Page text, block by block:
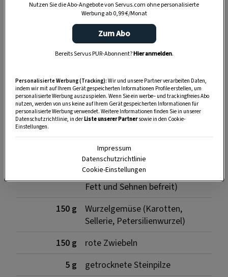
SPEICHERN DRUCKEN
Hirschschlögel (ausgelöst, von
Fett und Sehnen befreit)
150 g
Wurzelgemüse (Karotten,
Sellerie, Petersilienwurzel)
150 g
rote Zwiebeln
5 g
getrocknete Steinpilze
Nutzen Sie die Abo-Angebote von Servus.com ohne personalisierte
Werbung ab 0,99 €/Monat
Zum Abo
Bereits Servus PUR-Abonnent?Hier anmelden.
Personalisierte Werbung (Tracking): Wir und unsere Partner verarbeiten Daten,
indem wir mit auf Ihrem Gerät gespeicherten Informationen Profile erstellen, um
personalisierte Werbung auszuspielen. Wenn Sie ein werbe– und trackingfreies Abo
nutzen, werden von uns keine auf Ihrem Gerät gespeicherten Informationen für
personalisierte Werbung verwendet. Weitere Informationen finden Sie in unserer
Datenschutzrichtlinie, in derListe unserer Partnersowie in den Cookie-
Einstellungen.
Impressum
Datenschutzrichtlinie
Cookie-Einstellungen